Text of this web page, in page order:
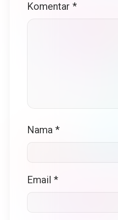
Komentar *
Nama *
Email *